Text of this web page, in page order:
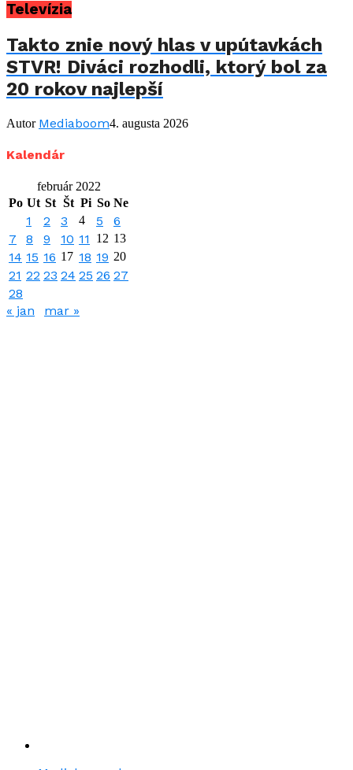
Televízia
Takto znie nový hlas v upútavkách
STVR! Diváci rozhodli, ktorý bol za
20 rokov najlepší
Autor Mediaboom4. augusta 2026
Kalendár
február 2022
Po Ut St Št Pi So Ne
1 2 3 4 5
6
7
8 9 10 11 12 13
14 15 16 17 18 19 20
21 22 23 24 25 26 27
28
« jan
mar »